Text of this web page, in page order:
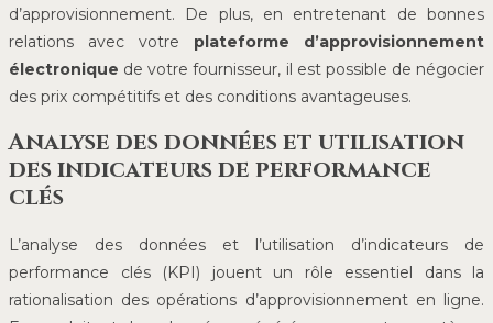
d’approvisionnement. De plus, en entretenant de bonnes
relations avec votre plateforme d’approvisionnement
électronique de votre fournisseur, il est possible de négocier
des prix compétitifs et des conditions avantageuses.
Analyse des données et utilisation
des indicateurs de performance
clés
L’analyse des données et l’utilisation d’indicateurs de
performance clés (KPI) jouent un rôle essentiel dans la
rationalisation des opérations d’approvisionnement en ligne.